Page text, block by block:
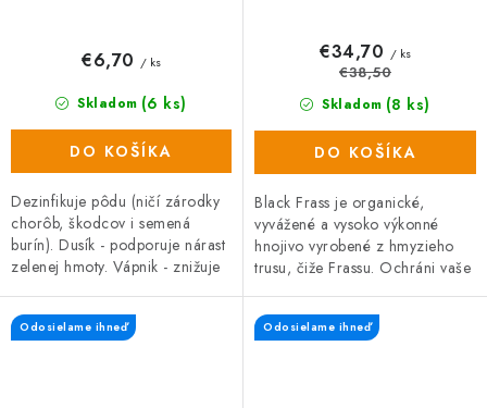
Skladom (6 ks)
€6,70 / ks
DO KOŠÍKA
Dezinfikuje pôdu (ničí zárodky
chorôb, škodcov i semená
burín). Dusík - podporuje nárast
zelenej hmoty. Vápnik - znižuje
Skladom (8 ks)
€34,70 / ks
€38,50
DO KOŠÍKA
Black Frass je organické,
vyvážené a vysoko výkonné
hnojivo vyrobené z hmyzieho
trusu, čiže Frassu. Ochráni vaše
a plesňami a zároveň prispieva
k...
Odosielame ihneď Odosielame ihneď